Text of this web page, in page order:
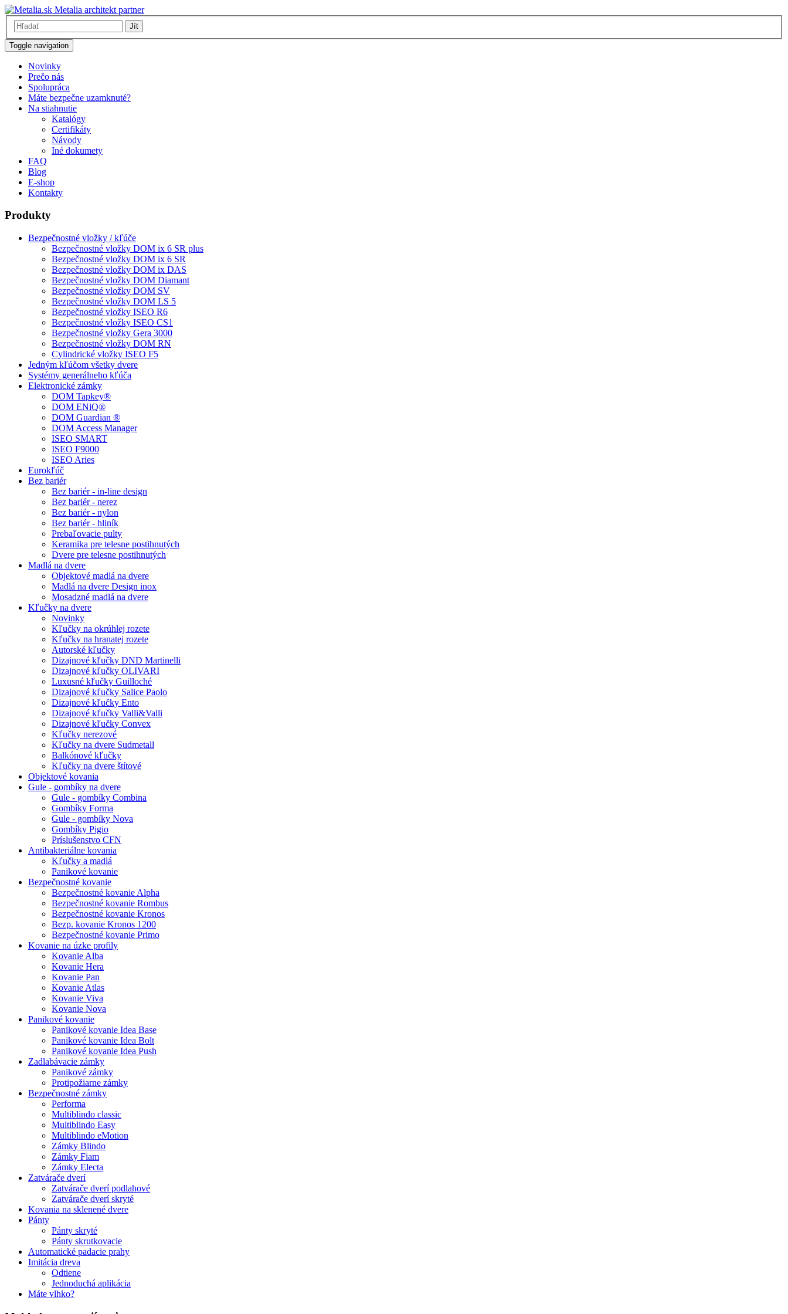
Metalia architekt partner
Jít
Toggle navigation
Novinky
Prečo nás
Spolupráca
Máte bezpečne uzamknuté?
Na stiahnutie
Katalógy
Certifikáty
Návody
Iné dokumety
FAQ
Blog
E-shop
Kontakty
Produkty
Bezpečnostné vložky / kľúče
Bezpečnostné vložky DOM ix 6 SR plus
Bezpečnostné vložky DOM ix 6 SR
Bezpečnostné vložky DOM ix DAS
Bezpečnostné vložky DOM Diamant
Bezpečnostné vložky DOM SV
Bezpečnostné vložky DOM LS 5
Bezpečnostné vložky ISEO R6
Bezpečnostné vložky ISEO CS1
Bezpečnostné vložky Gera 3000
Bezpečnostné vložky DOM RN
Cylindrické vložky ISEO F5
Jedným kľúčom všetky dvere
Systémy generálneho kľúča
Elektronické zámky
DOM Tapkey®
DOM ENiQ®
DOM Guardian ®
DOM Access Manager
ISEO SMART
ISEO F9000
ISEO Aries
Eurokľúč
Bez bariér
Bez bariér - in-line design
Bez bariér - nerez
Bez bariér - nylon
Bez bariér - hliník
Prebaľovacie pulty
Keramika pre telesne postihnutých
Dvere pre telesne postihnutých
Madlá na dvere
Objektové madlá na dvere
Madlá na dvere Design inox
Mosadzné madlá na dvere
Kľučky na dvere
Novinky
Kľučky na okrúhlej rozete
Kľučky na hranatej rozete
Autorské kľučky
Dizajnové kľučky DND Martinelli
Dizajnové kľučky OLIVARI
Luxusné kľučky Guilloché
Dizajnové kľučky Salice Paolo
Dizajnové kľučky Ento
Dizajnové kľučky Valli&Valli
Dizajnové kľučky Convex
Kľučky nerezové
Kľučky na dvere Sudmetall
Balkónové kľučky
Kľučky na dvere štítové
Objektové kovania
Gule - gombíky na dvere
Gule - gombíky Combina
Gombíky Forma
Gule - gombíky Nova
Gombíky Pigio
Príslušenstvo CFN
Antibakteriálne kovania
Kľučky a madlá
Panikové kovanie
Bezpečnostné kovanie
Bezpečnostné kovanie Alpha
Bezpečnostné kovanie Rombus
Bezpečnostné kovanie Kronos
Bezp. kovanie Kronos 1200
Bezpečnostné kovanie Primo
Kovanie na úzke profily
Kovanie Alba
Kovanie Hera
Kovanie Pan
Kovanie Atlas
Kovanie Viva
Kovanie Nova
Panikové kovanie
Panikové kovanie Idea Base
Panikové kovanie Idea Bolt
Panikové kovanie Idea Push
Zadlabávacie zámky
Panikové zámky
Protipožiarne zámky
Bezpečnostné zámky
Performa
Multiblindo classic
Multiblindo Easy
Multiblindo eMotion
Zámky Blindo
Zámky Fiam
Zámky Electa
Zatvárače dverí
Zatvárače dverí podlahové
Zatvárače dverí skryté
Kovania na sklenené dvere
Pánty
Pánty skryté
Pánty skrutkovacie
Automatické padacie prahy
Imitácia dreva
Odtiene
Jednoduchá aplikácia
Máte vlhko?